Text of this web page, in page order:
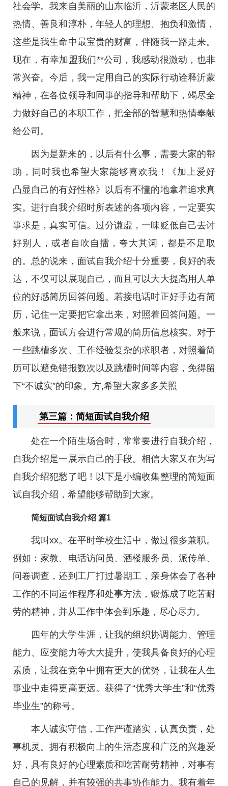
社会学。我来自美丽的山东临沂，沂蒙老区人民的
热情、善良和淳朴，年轻人的理想、抱负和激情，
这些是我生命中最宝贵的财富，伴随我一路走来。
现在，有幸加盟我们**公司，我感动很激动，也非
常兴奋。今后，我一定用自己的实际行动诠释沂蒙
精神，在各位领导和同事的指导和帮助下，竭尽全
力做好自己的本职工作，把全部的智慧和热情奉献
给公司。
因为是新来的，以后有什么事，需要大家的帮
助，同时我也希望大家能够喜欢我！《加上爱好
凸显自己的有好性格》以后有不懂的地拿着追求真
实。进行自我介绍时所表述的各项内容，一定要实
事求是，真实可信。过分谦虚，一味贬低自己去讨
好别人，或者自吹自擂，夸大其词，都是不足取
的。总的说来，面试自我介绍十分重要，良好的表
达，不仅可以展现自己，而且可以大大提高用人单
位的好感简历回答问题。若接电话时正好手边有简
历，记住一定要把它拿出来，对照着回答问题。一
般来说，面试方会进行常规的简历信息核实。对于
一些跳槽多次、工作经验复杂的求职者，对照着简
历可以避免错报数次以及跳槽时间等内容，免得留
下“不诚实”的印象。方,希望大家多多关照
第三篇：简短面试自我介绍
处在一个陌生场合时，常常要进行自我介绍，
自我介绍是一展示自己的手段。相信大家又在为写
自我介绍犯愁了吧！以下是小编收集整理的简短面
试自我介绍，希望能够帮助到大家。
简短面试自我介绍 篇1
我叫xx。在平时学校生活中，做过很多兼职。
例如：家教、电话访问员、酒楼服务员、派传单、
问卷调查，还到工厂打过暑期工，亲身体会了各种
工作的不同运作程序和处事方法，锻炼成了吃苦耐
劳的精神，并从工作中体会到乐趣，尽心尽力。
四年的大学生涯，让我的组织协调能力、管理
能力、应变能力等大大提升，使我具备良好的心理
素质，让我在竞争中拥有更大的优势，让我在人生
事业中走得更高更远。获得了“优秀大学生”和“优秀
毕业生”的称号。
本人诚实守信，工作严谨踏实，认真负责，处
事机灵。拥有积极向上的生活态度和广泛的兴趣爱
好，具有良好的心理素质和吃苦耐劳精神，对事有
自己的见解，并有较强的共事协作能力。我有着年